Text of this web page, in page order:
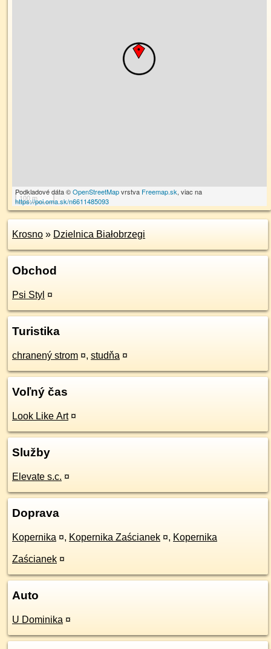
100 m
Podkladové dáta ©OpenStreetMapvrstva Freemap.sk, viac na
https://poi.oma.sk/n6611485093
Krosno » Dzielnica Białobrzegi
Obchod
Psi Styl ¤
Turistika
chranený strom ¤, studňa ¤
Voľný čas
Look Like Art ¤
Služby
Elevate s.c. ¤
Doprava
Kopernika ¤, Kopernika Zaścianek ¤, Kopernika
Zaścianek ¤
Auto
U Dominika ¤